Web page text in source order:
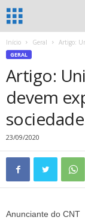
Início Geral Artigo:
GERAL
Artigo:
devem
sociedade
23/09/2020
Anunciante do CNT